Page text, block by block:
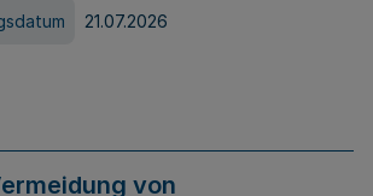
21.07.2026
von